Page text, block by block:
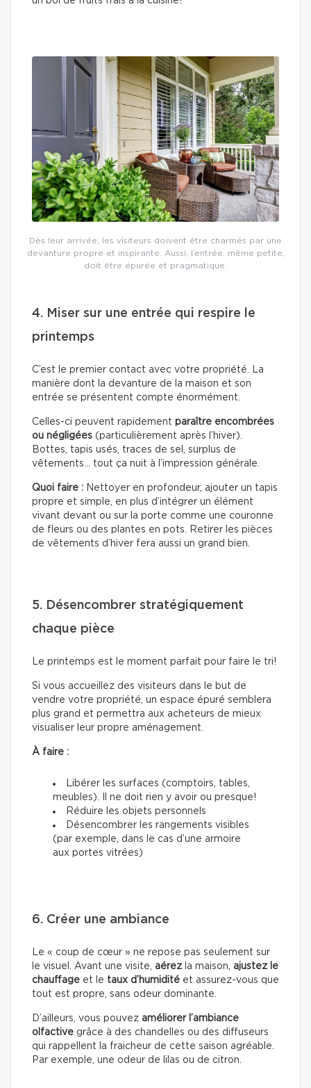
Dès leur arrivée, les visiteurs doivent être charmés par une
devanture propre et inspirante. Aussi, l’entrée, même petite,
doit être épurée et pragmatique.
4. Miser sur une entrée qui respire le
printemps
C’est le premier contact avec votre propriété. La
manière dont la devanture de la maison et son
entrée se présentent compte énormément.
Celles-ci peuvent rapidement paraître encombrées
ou négligées (particulièrement après l’hiver).
Bottes, tapis usés, traces de sel, surplus de
vêtements… tout ça nuit à l’impression générale.
Quoi faire : Nettoyer en profondeur, ajouter un tapis
propre et simple, en plus d’intégrer un élément
vivant devant ou sur la porte comme une couronne
de fleurs ou des plantes en pots. Retirer les pièces
de vêtements d’hiver fera aussi un grand bien.
5. Désencombrer stratégiquement
chaque pièce
Le printemps est le moment parfait pour faire le tri!
Si vous accueillez des visiteurs dans le but de
vendre votre propriété, un espace épuré semblera
plus grand et permettra aux acheteurs de mieux
visualiser leur propre aménagement.
À faire :
Libérer les surfaces (comptoirs, tables,
meubles). Il ne doit rien y avoir ou presque!
Réduire les objets personnels
Désencombrer les rangements visibles
(par exemple, dans le cas d’une armoire
aux portes vitrées)
6. Créer une ambiance
Le « coup de cœur » ne repose pas seulement sur
le visuel. Avant une visite, aérez la maison, ajustez le
chauffage et le taux d’humidité et assurez-vous que
tout est propre, sans odeur dominante.
D’ailleurs, vous pouvez améliorer l’ambiance
olfactive grâce à des chandelles ou des diffuseurs
qui rappellent la fraicheur de cette saison agréable.
Par exemple, une odeur de lilas ou de citron.